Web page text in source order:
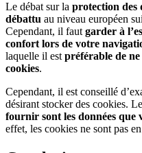
Le débat sur la protection des
débattu au niveau européen
Cependant, il faut garder à
confort lors de votre
laquelle il est préférable de
cookies.
Cependant, il est conseillé
désirant stocker des cookies.
fournir sont les données que
effet, les cookies ne sont pas